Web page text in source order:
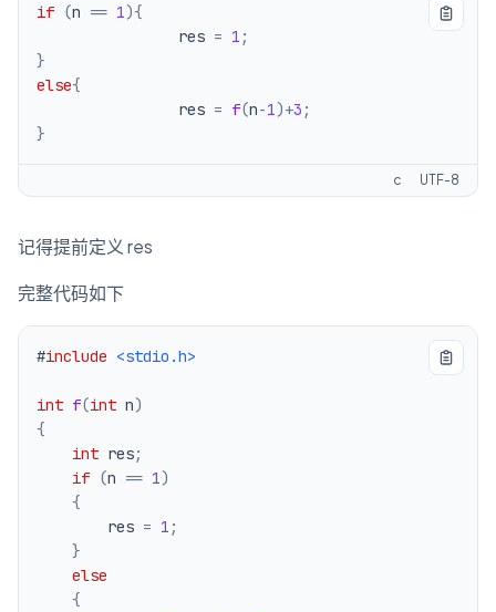
if (n == 1){
                res
= 1 ;
}
else{
                res
= f(n-1)+3 ;
}
c UTF-8
记得提前定义 res
完整代码如下
#include <stdio.h>
int f(int n)
{
int res;
if (n == 1)
{
        res
= 1 ;
}
else
{